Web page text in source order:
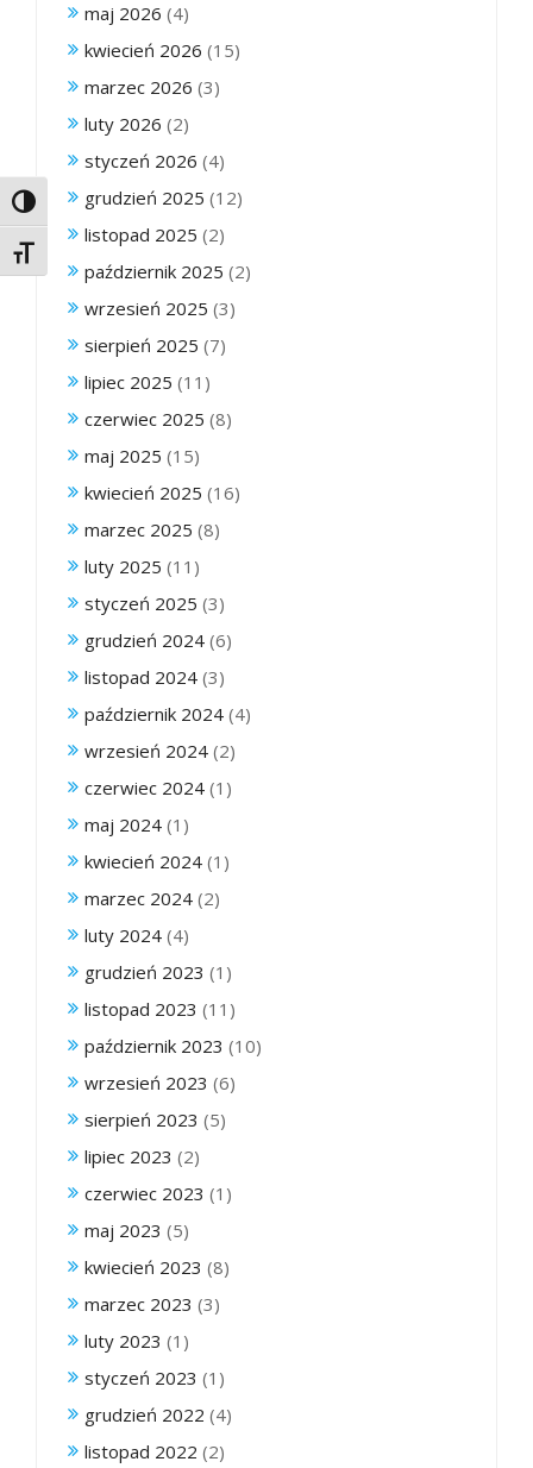
Toggle High Contrast
Toggle Font size
maj 2026 (4)
kwiecień 2026 (15)
marzec 2026 (3)
luty 2026 (2)
styczeń 2026 (4)
grudzień 2025 (12)
listopad 2025 (2)
październik 2025 (2)
wrzesień 2025 (3)
sierpień 2025 (7)
lipiec 2025 (11)
czerwiec 2025 (8)
maj 2025 (15)
kwiecień 2025 (16)
marzec 2025 (8)
luty 2025 (11)
styczeń 2025 (3)
grudzień 2024 (6)
listopad 2024 (3)
październik 2024 (4)
wrzesień 2024 (2)
czerwiec 2024 (1)
maj 2024 (1)
kwiecień 2024 (1)
marzec 2024 (2)
luty 2024 (4)
grudzień 2023 (1)
listopad 2023 (11)
październik 2023 (10)
wrzesień 2023 (6)
sierpień 2023 (5)
lipiec 2023 (2)
czerwiec 2023 (1)
maj 2023 (5)
kwiecień 2023 (8)
marzec 2023 (3)
luty 2023 (1)
styczeń 2023 (1)
grudzień 2022 (4)
listopad 2022 (2)